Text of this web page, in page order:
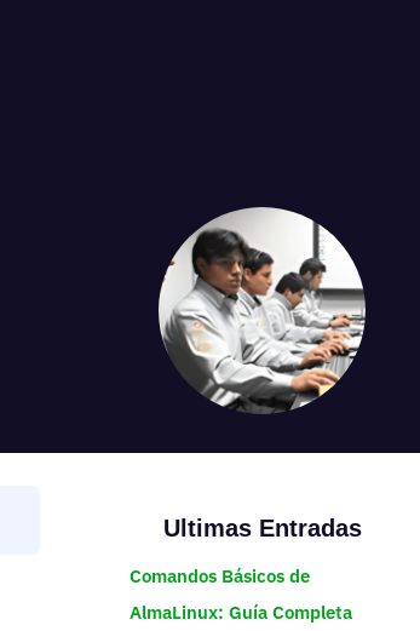
Ultimas Entradas
Comandos Básicos de
AlmaLinux: Guía Completa